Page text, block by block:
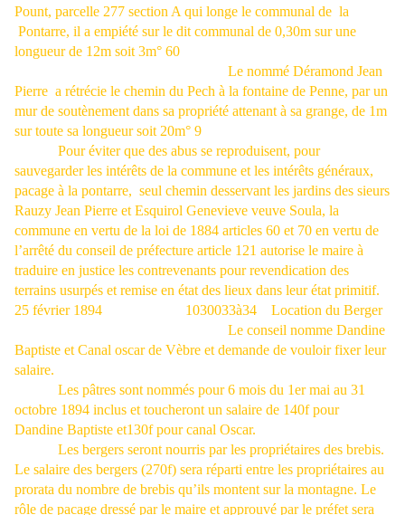
Pount, parcelle 277 section A qui longe le communal de la
Pontarre, il a empiété sur le dit communal de 0,30m sur une
longueur de 12m soit 3m° 60
Le nommé Déramond Jean
Pierre a rétrécie le chemin du Pech à la fontaine de Penne, par un
mur de soutènement dans sa propriété attenant à sa grange, de 1m
sur toute sa longueur soit 20m° 9
Pour éviter que des abus se reproduisent, pour
sauvegarder les intérêts de la commune et les intérêts généraux,
pacage à la pontarre, seul chemin desservant les jardins des sieurs
Rauzy Jean Pierre et Esquirol Genevieve veuve Soula, la
commune en vertu de la loi de 1884 articles 60 et 70 en vertu de
l’arrêté du conseil de préfecture article 121 autorise le maire à
traduire en justice les contrevenants pour revendication des
terrains usurpés et remise en état des lieux dans leur état primitif.
25 février 1894
1030033à34
Location du Berger
Le conseil nomme Dandine
Baptiste et Canal oscar de Vèbre et demande de vouloir fixer leur
salaire.
Les pâtres sont nommés pour 6 mois du 1er mai au 31
octobre 1894 inclus et toucheront un salaire de 140f pour
Dandine Baptiste et130f pour canal Oscar.
Les bergers seront nourris par les propriétaires des brebis.
Le salaire des bergers (270f) sera réparti entre les propriétaires au
prorata du nombre de brebis qu’ils montent sur la montagne. Le
rôle de pacage dressé par le maire et approuvé par le préfet sera